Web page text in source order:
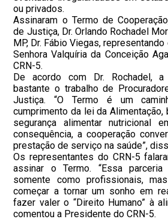
ou privados.
Assinaram o Termo de
de Justiça, Dr. Orlando Rochadel
MP, Dr. Fábio Viegas, representando
Senhora Valquíria da Conceição
CRN-5.
De acordo com Dr. Rochadel,
bastante o trabalho de
Justiça. “O Termo é um
cumprimento da lei da
segurança alimentar nutricional
consequência, a cooperação
prestação de serviço na saúde”,
Os representantes do CRN-5
assinar o Termo. “Essa
somente como profissionais,
começar a tornar um sonho em
fazer valer o “Direito Humano” à
comentou a Presidente do CRN-5.